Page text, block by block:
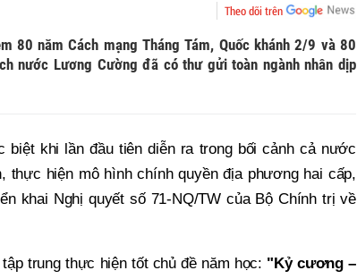
Theo dõi trên
80 năm Cách mạng Tháng Tám, Quốc khánh 2/9 và 80
nước Lương Cường đã có thư gửi toàn ngành nhân dịp
biệt khi lần đầu tiên diễn ra trong bối cảnh cả nước
thực hiện mô hình chính quyền địa phương hai cấp,
khai Nghị quyết số 71-NQ/TW của Bộ Chính trị về
trung thực hiện tốt chủ đề năm học: "Kỷ cương –